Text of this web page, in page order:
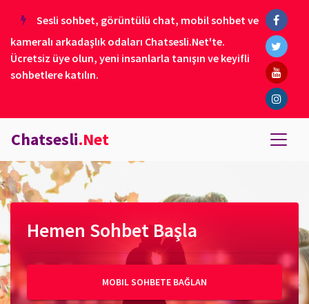
Sesli sohbet, görüntülü chat, mobil sohbet ve
kameralı arkadaşlık odaları Chatsesli.Net'te.
Ücretsiz üye olun, yeni insanlarla tanışın ve keyifli
sohbetlere katılın.
Chatsesli.Net
Hemen Sohbet Başla
MOBIL SOHBETE BAĞLAN